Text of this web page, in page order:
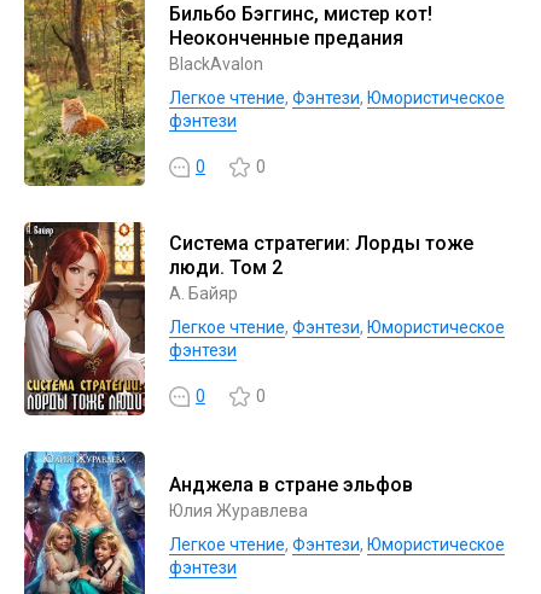
Бильбо Бэггинс, мистер кот!
Неоконченные предания
BlackAvalon
Легкое чтение, Фэнтези, Юмористическое
фэнтези
0 0
Система стратегии: Лорды тоже
люди. Том 2
А. Байяр
Легкое чтение, Фэнтези, Юмористическое
фэнтези
0 0
Анджела в стране эльфов
Юлия Журавлева
Легкое чтение, Фэнтези, Юмористическое
фэнтези